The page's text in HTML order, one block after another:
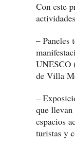
Con este
– Paneles
UNESCO
de Villa
–
que
espacios
turistas y